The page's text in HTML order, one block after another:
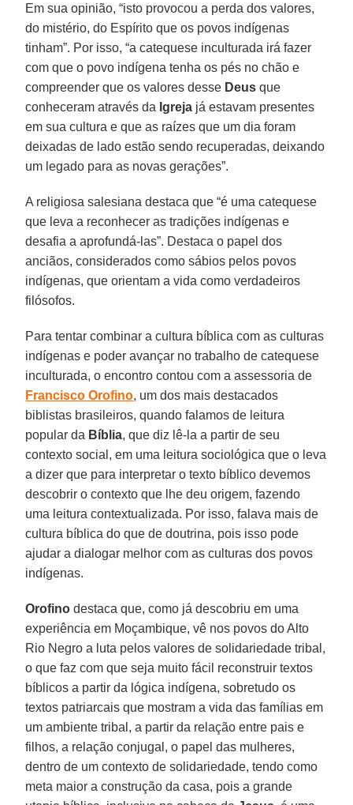
Em sua opinião, “isto provocou a perda dos valores,
do mistério, do Espírito que os povos indígenas
tinham”. Por isso, “a catequese inculturada irá fazer
com que o povo indígena tenha os pés no chão e
compreender que os valores desse Deus que
conheceram através da Igreja já estavam presentes
em sua cultura e que as raízes que um dia foram
deixadas de lado estão sendo recuperadas, deixando
um legado para as novas gerações”.
A religiosa salesiana destaca que “é uma catequese
que leva a reconhecer as tradições indígenas e
desafia a aprofundá-las”. Destaca o papel dos
anciãos, considerados como sábios pelos povos
indígenas, que orientam a vida como verdadeiros
filósofos.
Para tentar combinar a cultura bíblica com as culturas
indígenas e poder avançar no trabalho de catequese
inculturada, o encontro contou com a assessoria de
Francisco Orofino, um dos mais destacados
biblistas brasileiros, quando falamos de leitura
popular da Bíblia, que diz lê-la a partir de seu
contexto social, em uma leitura sociológica que o leva
a dizer que para interpretar o texto bíblico devemos
descobrir o contexto que lhe deu origem, fazendo
uma leitura contextualizada. Por isso, falava mais de
cultura bíblica do que de doutrina, pois isso pode
ajudar a dialogar melhor com as culturas dos povos
indígenas.
Orofino destaca que, como já descobriu em uma
experiência em Moçambique, vê nos povos do Alto
Rio Negro a luta pelos valores de solidariedade tribal,
o que faz com que seja muito fácil reconstruir textos
bíblicos a partir da lógica indígena, sobretudo os
textos patriarcais que mostram a vida das famílias em
um ambiente tribal, a partir da relação entre pais e
filhos, a relação conjugal, o papel das mulheres,
dentro de um contexto de solidariedade, tendo como
meta maior a construção da casa, pois a grande